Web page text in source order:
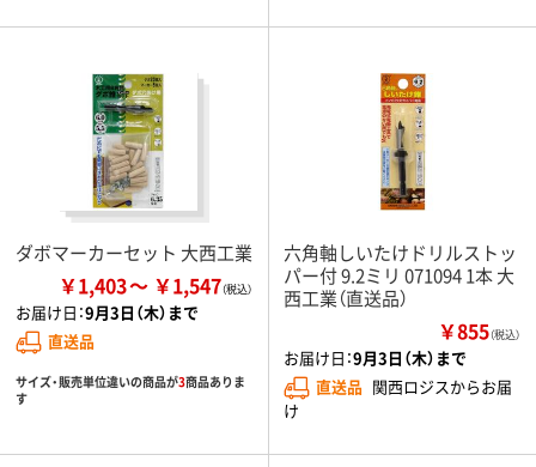
ダボマーカーセット 大西工業
￥1,403 ￥1,547
お届け日：9月3日（木）まで
直送品
サイズ・販売単位違いの商品が3商品ありま
す
六角軸しいたけドリルストッ
パー付 9.2ミリ 071094 1本 大
西工業（直送品）
￥855（税込）
お届け日：9月3日（木）まで
直送品 関西ロジスからお届
け